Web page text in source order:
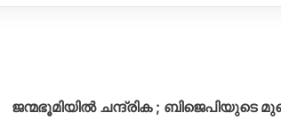
ജന്മഭൂമിയില്‍ ചന്ദ്രിക ; ബിജെപിയുടെ